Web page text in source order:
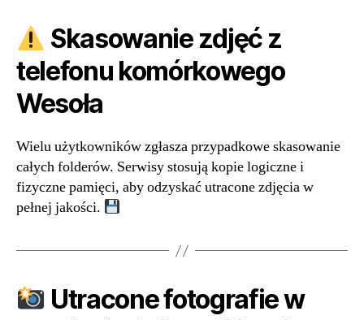
Skasowanie zdjęć z
telefonu komórkowego
Wesoła
Wielu użytkowników zgłasza przypadkowe skasowanie
całych folderów. Serwisy stosują kopie logiczne i
fizyczne pamięci, aby odzyskać utracone zdjęcia w
pełnej jakości.
Utracone fotografie w